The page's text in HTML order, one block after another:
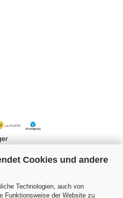
Cookies und andere
Technologien, auch von
Funktionsweise der Website zu